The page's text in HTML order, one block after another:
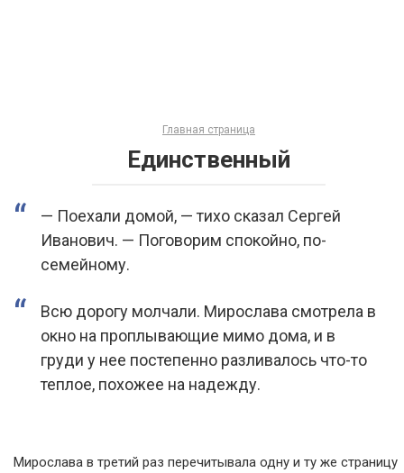
Главная страница
Единственный
— Поехали домой, — тихо сказал Сергей
Иванович. — Поговорим спокойно, по-
семейному.
Всю дорогу молчали. Мирослава смотрела в
окно на проплывающие мимо дома, и в
груди у нее постепенно разливалось что-то
теплое, похожее на надежду.
Мирослава в третий раз перечитывала одну и ту же страницу